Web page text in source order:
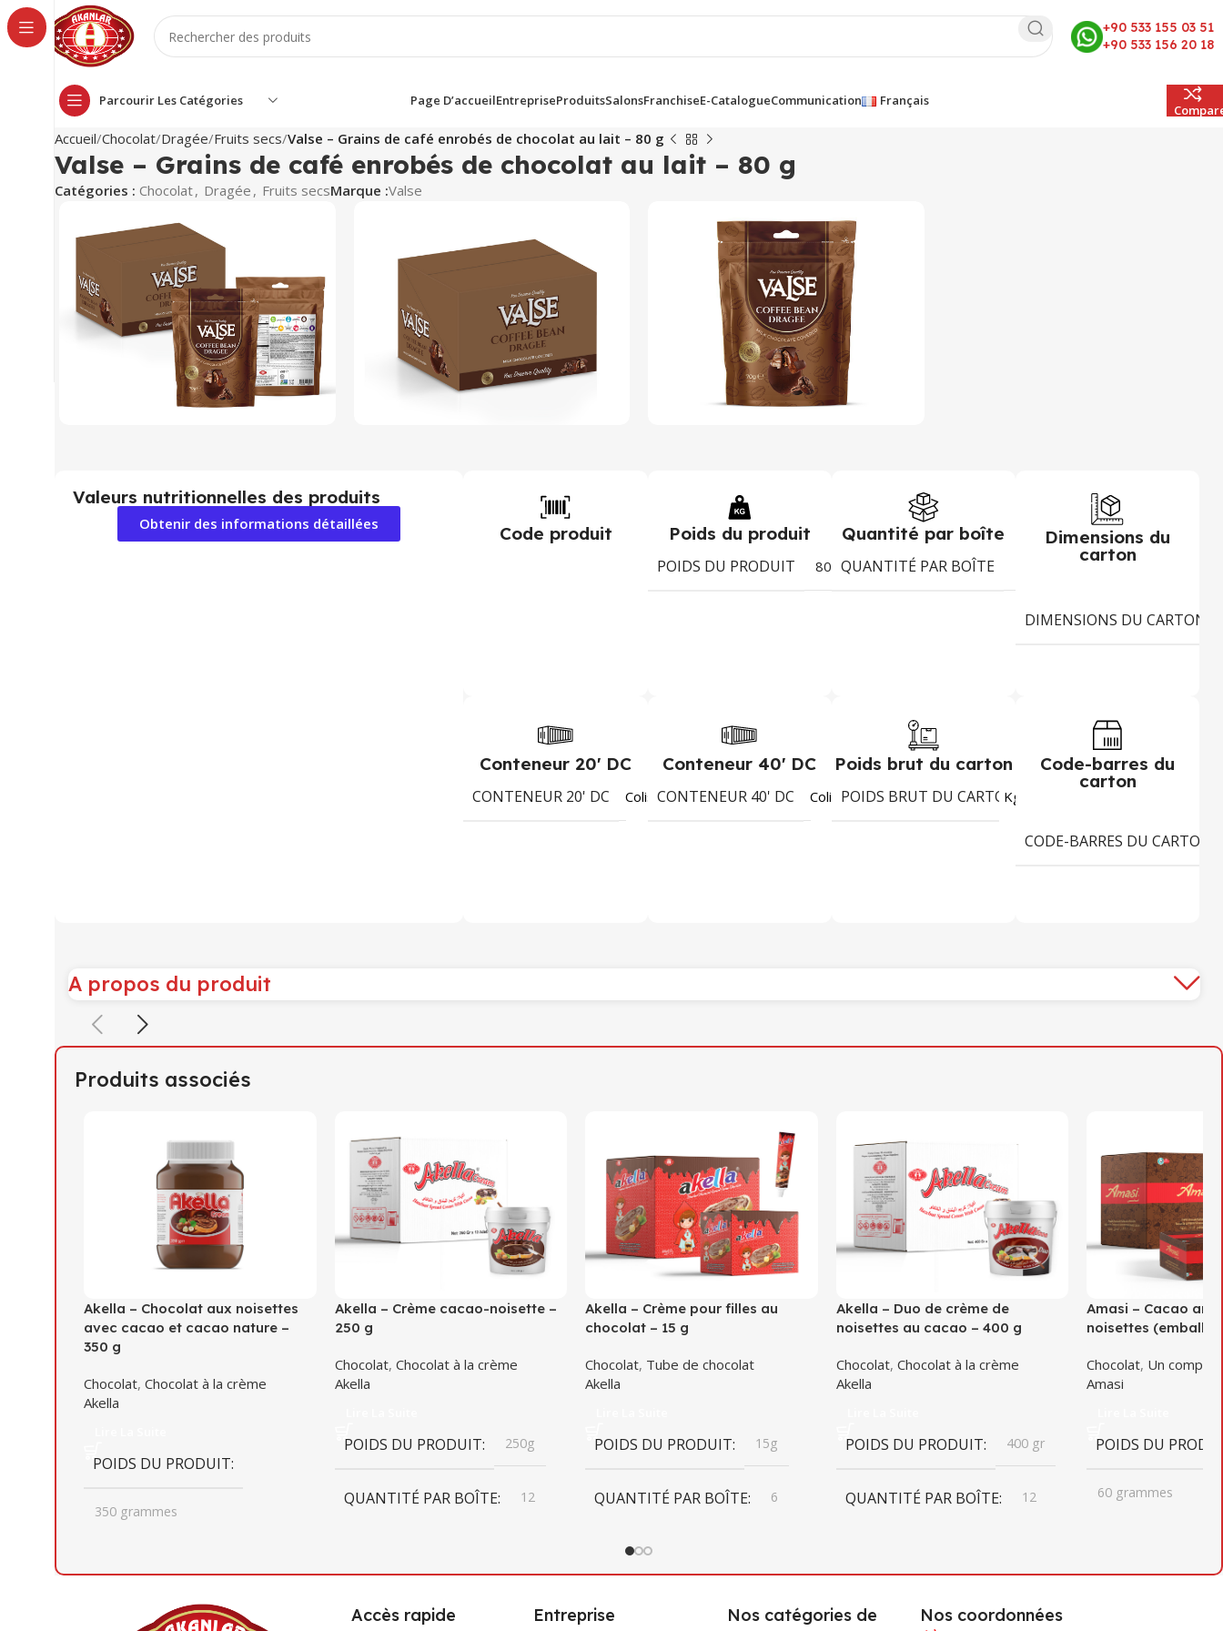
+90 533 155 03 51
+90 533 156 20 18
Parcourir Les Catégories Page D’accueilEntrepriseProduitsSalonsFranchiseE-CatalogueCommunication Français
Accueil Chocolat Dragée Fruits secs Valse – Grains de café enrobés de chocolat au lait – 80 g
Valse – Grains de café enrobés de chocolat au lait – 80 g
Catégories : Chocolat, Dragée , Fruits secsMarque :Valse
Valeurs nutritionnelles des produits
Obtenir des informations détaillées Code produit Poids du produit
POIDS DU PRODUIT 80g
Quantité par boîte
QUANTITÉ PAR BOÎTE
Dimensions du
carton
DIMENSIONS DU CARTON
Conteneur 20' DC
CONTENEUR 20' DC 2394
Colis
Conteneur 40' DC
CONTENEUR 40' DC 5697
Colis
Poids brut du carton
POIDS BRUT DU CARTON
Kg
Code-barres du
carton
CODE-BARRES DU CARTON
A propos du produit
Produits associés
Akella – Chocolat aux noisettes
avec cacao et cacao nature –
350 g
Chocolat, Chocolat à la crème
Akella
POIDS DU PRODUIT
350 grammes
DIMENSIONS DU CARTON
Akella – Crème cacao-noisette –
250 g
Chocolat, Chocolat à la crème
Akella
POIDS DU PRODUIT 250g
QUANTITÉ PAR BOÎTE 12
278mm x 159mm
Akella – Crème pour filles au
chocolat – 15 g
Chocolat, Tube de chocolat
Akella
POIDS DU PRODUIT 15g
QUANTITÉ PAR BOÎTE 6
DIMENSIONS DU CARTON
340mm x 299mm
Akella – Duo de crème de
noisettes au cacao – 400 g
Chocolat, Chocolat à la crème
Akella
POIDS DU PRODUIT 400 gr
QUANTITÉ PAR BOÎTE 12
Amasi – Cacao
noisettes (emballé)
Chocolat, Un
Amasi
POIDS DU
60 grammes
Accès rapide Entreprise
Nos catégories de
Nos coordonnées